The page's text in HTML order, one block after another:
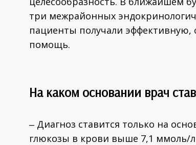
три межрайонных
пациенты получали
помощь.
На каком основании врач
‒ Диагноз ставится только на
глюкозы в крови выше 7,1 ммоль/